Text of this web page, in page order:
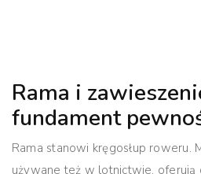
Rama i
fundament
Rama stanowi kręgosłup roweru.
używane też w lotnictwie, oferują